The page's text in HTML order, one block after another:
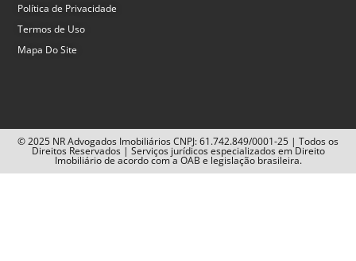
Política de Privacidade
Termos de Uso
Mapa Do Site
© 2025 NR Advogados Imobiliários CNPJ: 61.742.849/0001-25 | Todos os
Direitos Reservados | Serviços jurídicos especializados em Direito
Imobiliário de acordo com a OAB e legislação brasileira.